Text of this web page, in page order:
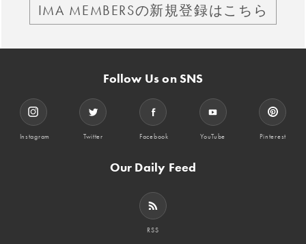
IMA MEMBERSの新規登録はこちら
Follow Us on SNS
Instagram Twitter Facebook YouTube Pinterest
Our Daily Feed
RSS